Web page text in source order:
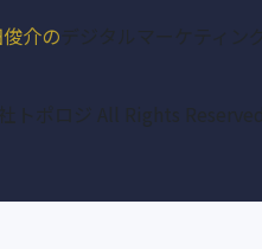
介の デジタルマーケティング
トポロジ All Rights Reserved.